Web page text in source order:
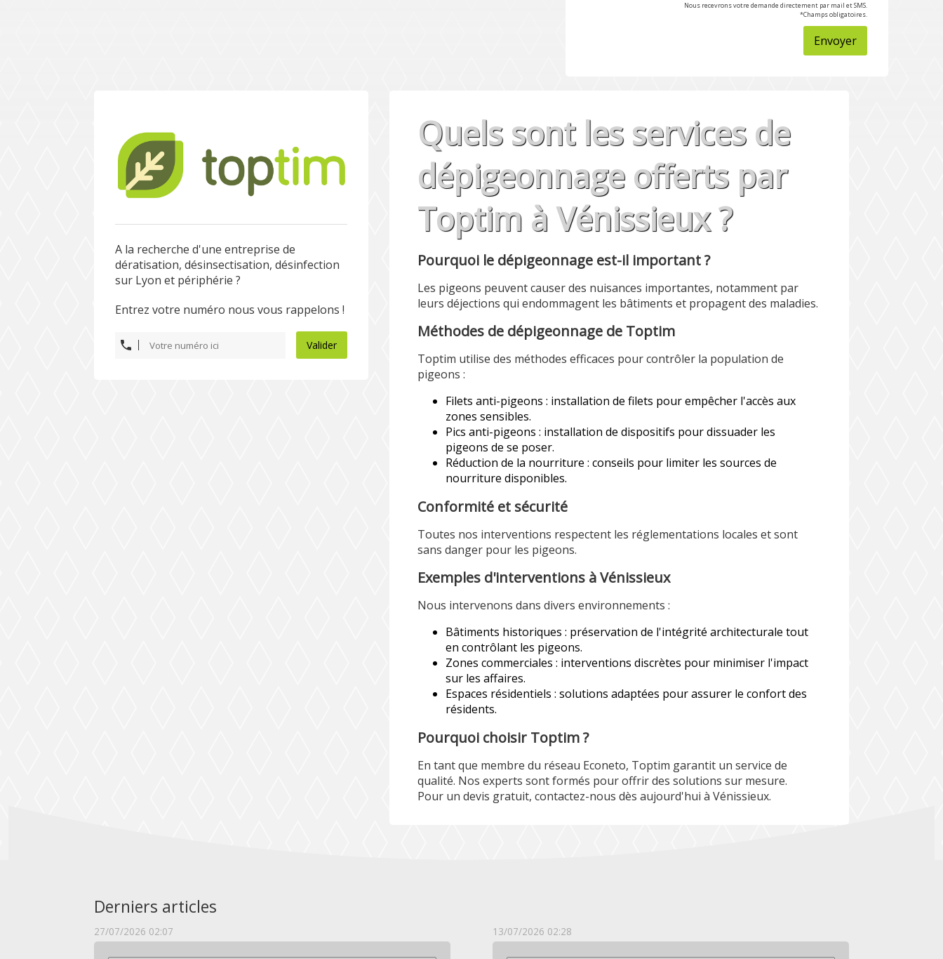
Nous recevrons votre demande directement par mail et SMS.
*Champs obligatoires.
Envoyer
A la recherche d'une entreprise de
dératisation, désinsectisation, désinfection
sur Lyon et périphérie ?
Entrez votre numéro nous vous rappelons !
Valider
Quels sont les services de
dépigeonnage offerts par
Toptim à Vénissieux ?
Pourquoi le dépigeonnage est-il important ?
Les pigeons peuvent causer des nuisances importantes, notamment par
leurs déjections qui endommagent les bâtiments et propagent des maladies.
Méthodes de dépigeonnage de Toptim
Toptim utilise des méthodes efficaces pour contrôler la population de
pigeons :
Filets anti-pigeons : installation de filets pour empêcher l'accès aux
zones sensibles.
Pics anti-pigeons : installation de dispositifs pour dissuader les
pigeons de se poser.
Réduction de la nourriture : conseils pour limiter les sources de
nourriture disponibles.
Conformité et sécurité
Toutes nos interventions respectent les réglementations locales et sont
sans danger pour les pigeons.
Exemples d'interventions à Vénissieux
Nous intervenons dans divers environnements :
Bâtiments historiques : préservation de l'intégrité architecturale tout
en contrôlant les pigeons.
Zones commerciales : interventions discrètes pour minimiser l'impact
sur les affaires.
Espaces résidentiels : solutions adaptées pour assurer le confort des
résidents.
Pourquoi choisir Toptim ?
En tant que membre du réseau Econeto, Toptim garantit un service de
qualité. Nos experts sont formés pour offrir des solutions sur mesure.
Pour un devis gratuit, contactez-nous dès aujourd'hui à Vénissieux.
Derniers articles
27/07/2026 02:07 13/07/2026 02:28